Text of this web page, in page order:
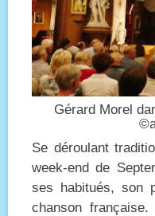
Gérard Morel
Se déroulant
week-end de
ses habitués, son
chanson